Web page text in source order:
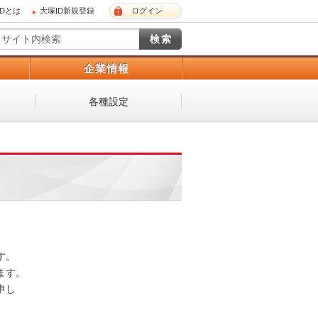
とは 大塚ID新規登録 ログイン
企業情報
各種設定
。
す。
し